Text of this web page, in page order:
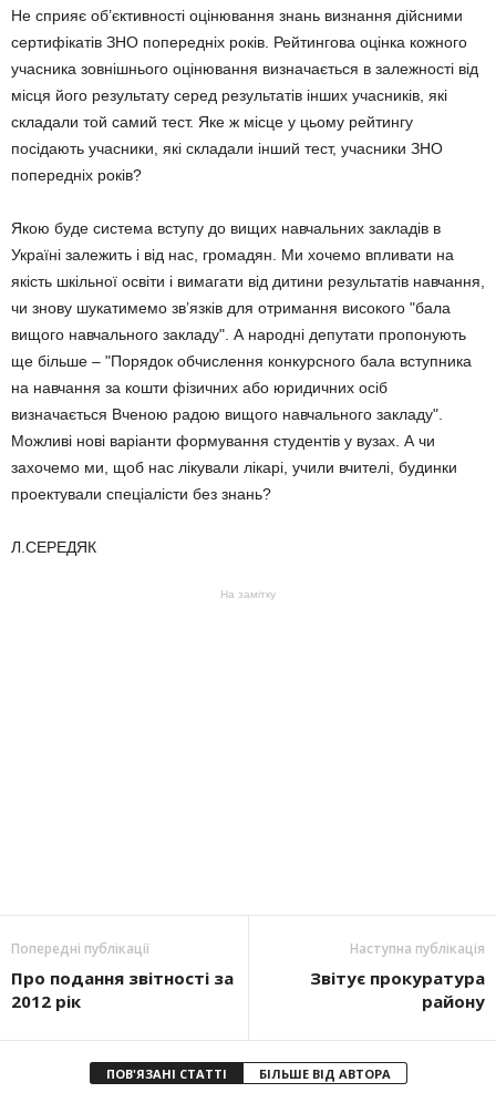
Не сприяє об’єктивності оцінювання знань визнання дійсними
сертифікатів ЗНО попередніх років. Рейтингова оцінка кожного
учасника зовнішнього оцінювання визначається в залежності від
місця його результату серед результатів інших учасників, які
складали той самий тест. Яке ж місце у цьому рейтингу
посідають учасники, які складали інший тест, учасники ЗНО
попередніх років?
Якою буде система вступу до вищих навчальних закладів в
Україні залежить і від нас, громадян. Ми хочемо впливати на
якість шкільної освіти і вимагати від дитини результатів навчання,
чи знову шукатимемо зв’язків для отримання високого "бала
вищого навчального закладу". А народні депутати пропонують
ще більше – "Порядок обчислення конкурсного бала вступника
на навчання за кошти фізичних або юридичних осіб
визначається Вченою радою вищого навчального закладу".
Можливі нові варіанти формування студентів у вузах. А чи
захочемо ми, щоб нас лікували лікарі, учили вчителі, будинки
проектували спеціалісти без знань?
Л.СЕРЕДЯК
На замітку
Попередні публікації
Про подання звітності за
2012 рік
Наступна публікація
Звітує прокуратура
району
ПОВ'ЯЗАНІ СТАТТІ БІЛЬШЕ ВІД АВТОРА